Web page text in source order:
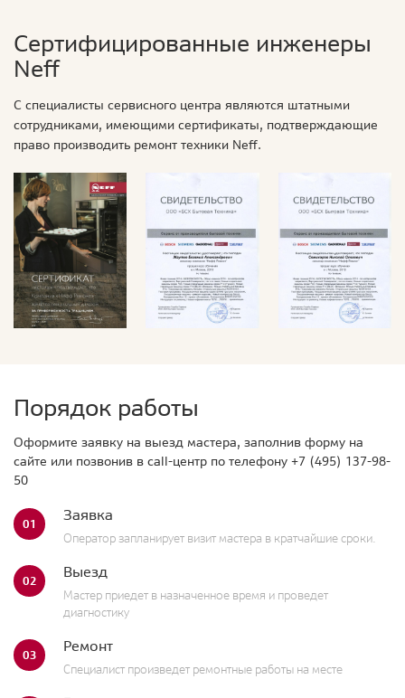
Сертифицированные инженеры
Neff
С специалисты сервисного центра являются штатными
сотрудниками, имеющими сертификаты, подтверждающие
право производить ремонт техники Neff.
Порядок работы
Оформите заявку на выезд мастера, заполнив форму на
сайте или позвонив в call-центр по телефону +7 (495) 137-98-
50
01 Заявка
Оператор запланирует визит мастера в кратчайшие сроки.
02 Выезд
Мастер приедет в назначенное время и проведет
диагностику
03 Ремонт
Специалист произведет ремонтные работы на месте